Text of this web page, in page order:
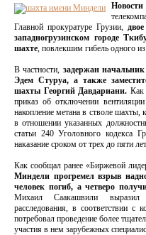
Главной прокуратуре Грузии,
западногрузинском городе
шахте, повлекшим гибель одного из
В частности, задержан
Эдем Стуруа, а также
шахты Георгий Давдариани. Как
приказ об отключении
накопление метана в стволе шахты,
в отношении указанных
статьи 240 Уголовного кодекса
наказание сроком от трех до пяти
Как сообщал ранее «Биржевой
Миндели прогремел взрыв
человек погиб, а четверо
Михаил Саакашвили выразил
расследования, в соответствии с
потребовал проведение более
участия в нем зарубежных